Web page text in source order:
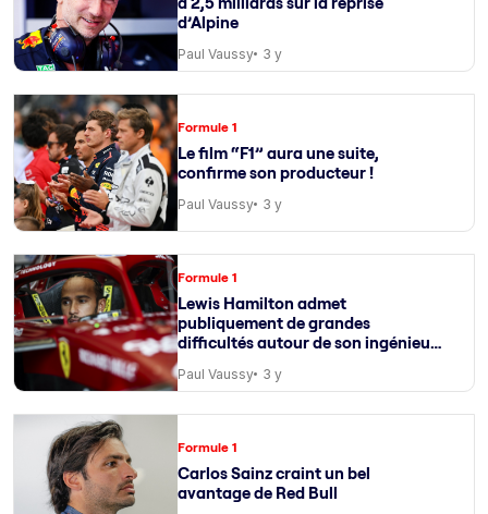
d’Alpine
Paul Vaussy 3 y
Formule 1
Le film “F1” aura une suite,
confirme son producteur !
Paul Vaussy 3 y
Formule 1
Lewis Hamilton admet
publiquement de grandes
difficultés autour de son ingénieur
Paul Vaussy 3 y
Formule 1
Carlos Sainz craint un bel
avantage de Red Bull